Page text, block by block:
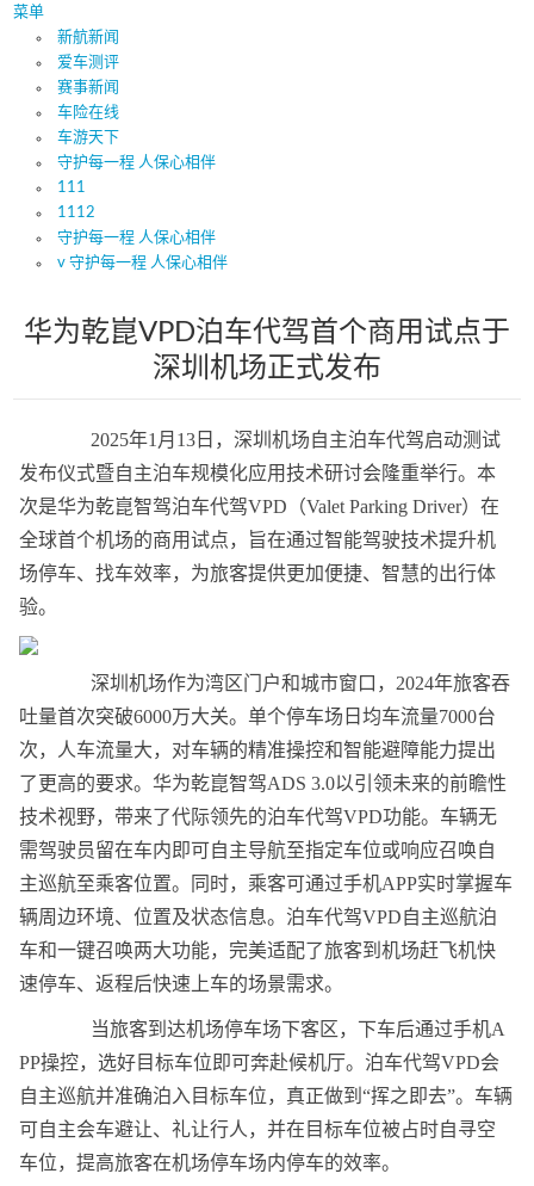
菜单
新航新闻
爱车测评
赛事新闻
车险在线
车游天下
守护每一程 人保心相伴
111
1112
守护每一程 人保心相伴
v 守护每一程 人保心相伴
华为乾崑VPD泊车代驾首个商用试点于
深圳机场正式发布
2025年1月13日，深圳机场自主泊车代驾启动测试
发布仪式暨自主泊车规模化应用技术研讨会隆重举行。本
次是华为乾崑智驾泊车代驾VPD（Valet Parking Driver）在
全球首个机场的商用试点，旨在通过智能驾驶技术提升机
场停车、找车效率，为旅客提供更加便捷、智慧的出行体
验。
深圳机场作为湾区门户和城市窗口，2024年旅客吞
吐量首次突破6000万大关。单个停车场日均车流量7000台
次，人车流量大，对车辆的精准操控和智能避障能力提出
了更高的要求。华为乾崑智驾ADS 3.0以引领未来的前瞻性
技术视野，带来了代际领先的泊车代驾VPD功能。车辆无
需驾驶员留在车内即可自主导航至指定车位或响应召唤自
主巡航至乘客位置。同时，乘客可通过手机APP实时掌握车
辆周边环境、位置及状态信息。泊车代驾VPD自主巡航泊
车和一键召唤两大功能，完美适配了旅客到机场赶飞机快
速停车、返程后快速上车的场景需求。
当旅客到达机场停车场下客区，下车后通过手机A
PP操控，选好目标车位即可奔赴候机厅。泊车代驾VPD会
自主巡航并准确泊入目标车位，真正做到“挥之即去”。车辆
可自主会车避让、礼让行人，并在目标车位被占时自寻空
车位，提高旅客在机场停车场内停车的效率。